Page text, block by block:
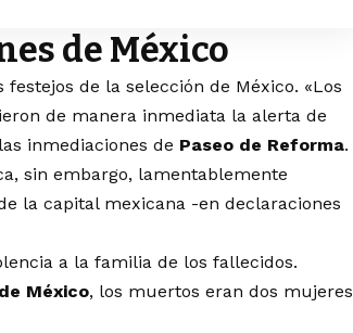
de México
de la selección de México. «Los
de manera inmediata la alerta de
inmediaciones de Paseo de Reforma.
sin embargo, lamentablemente
la capital mexicana -en declaraciones
a la familia de los fallecidos.
México, los muertos eran dos mujeres